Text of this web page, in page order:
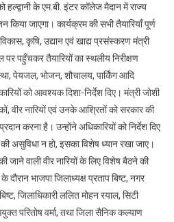
अवसर
पर
6
नवम्बर
को
हल्द्वानी
में
भव्य
हल्द्वानी के एम.बी. इंटर कॉलेज मैदान में राज्य
जाएगा। कार्यक्रम की सभी तैयारियाँ पूर्ण
कृषि, उद्यान एवं खाद्य प्रसंस्करण मंत्री
पहुँचकर तैयारियों का स्थलीय निरीक्षण
पेयजल, भोजन, शौचालय, पार्किंग आदि
को आवश्यक दिशा-निर्देश दिए। मंत्री जोशी
वीर नारियों एवं उनके आश्रितों को सरकार की
करना है। उन्होंने अधिकारियों को निर्देश दिए
असुविधा न हो, इसका विशेष ध्यान रखा जाए।
जाने वाली वीर नारियों के लिए विशेष बैठने की
दौरान भाजपा जिलाध्यक्ष प्रताप बिष्ट, नगर
जिलाधिकारी ललित मोहन रयाल, सिटी
परितोष वर्मा, तथा जिला सैनिक कल्याण